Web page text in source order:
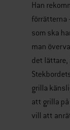
Han
förrätterna
som ska
man
det lättare,
grilla
att grilla
vill att